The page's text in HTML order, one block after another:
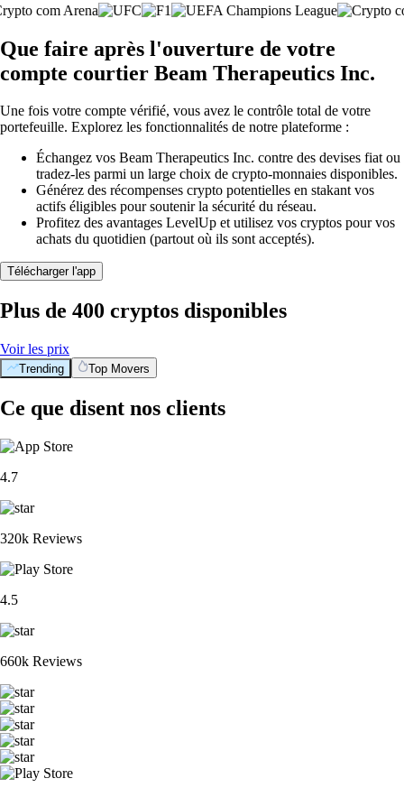
Que faire après l'ouverture de votre
compte courtier Beam Therapeutics Inc.
Une fois votre compte vérifié, vous avez le contrôle total de votre
portefeuille. Explorez les fonctionnalités de notre plateforme :
Échangez vos Beam Therapeutics Inc. contre des devises fiat ou
tradez-les parmi un large choix de crypto-monnaies disponibles.
Générez des récompenses crypto potentielles en stakant vos
actifs éligibles pour soutenir la sécurité du réseau.
Profitez des avantages LevelUp et utilisez vos cryptos pour vos
achats du quotidien (partout où ils sont acceptés).
Télécharger l'app
Plus de 400 cryptos disponibles
Voir les prix
Trending Top Movers
Ce que disent nos clients
4.7
320k Reviews
4.5
660k Reviews